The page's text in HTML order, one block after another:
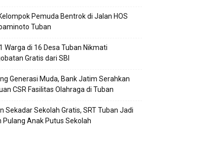
Pemuda Bentrok di Jalan HOS
Tuban
Warga di 16 Desa Tuban Nikmati
Gratis dari SBI
Generasi Muda, Bank Jatim Serahkan
CSR Fasilitas Olahraga di Tuban
Sekadar Sekolah Gratis, SRT Tuban Jadi
Pulang Anak Putus Sekolah